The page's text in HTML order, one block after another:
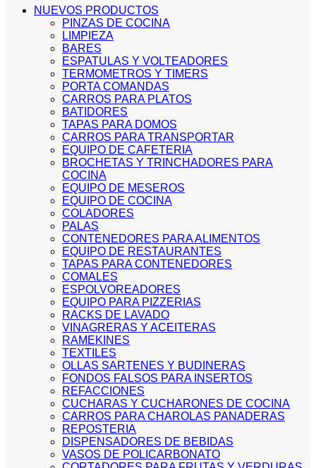
NUEVOS PRODUCTOS
PINZAS DE COCINA
LIMPIEZA
BARES
ESPATULAS Y VOLTEADORES
TERMOMETROS Y TIMERS
PORTA COMANDAS
CARROS PARA PLATOS
BATIDORES
TAPAS PARA DOMOS
CARROS PARA TRANSPORTAR
EQUIPO DE CAFETERIA
BROCHETAS Y TRINCHADORES PARA
COCINA
EQUIPO DE MESEROS
EQUIPO DE COCINA
COLADORES
PALAS
CONTENEDORES PARA ALIMENTOS
EQUIPO DE RESTAURANTES
TAPAS PARA CONTENEDORES
COMALES
ESPOLVOREADORES
EQUIPO PARA PIZZERIAS
RACKS DE LAVADO
VINAGRERAS Y ACEITERAS
RAMEKINES
TEXTILES
OLLAS SARTENES Y BUDINERAS
FONDOS FALSOS PARA INSERTOS
REFACCIONES
CUCHARAS Y CUCHARONES DE COCINA
CARROS PARA CHAROLAS PANADERAS
REPOSTERIA
DISPENSADORES DE BEBIDAS
VASOS DE POLICARBONATO